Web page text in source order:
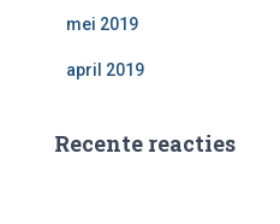
mei 2019
april 2019
Recente reacties